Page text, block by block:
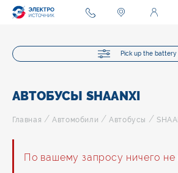
Pick up the battery
АВТОБУСЫ SHAANXI
Главная /Автомобили /Автобусы /
По вашему запросу ничего не